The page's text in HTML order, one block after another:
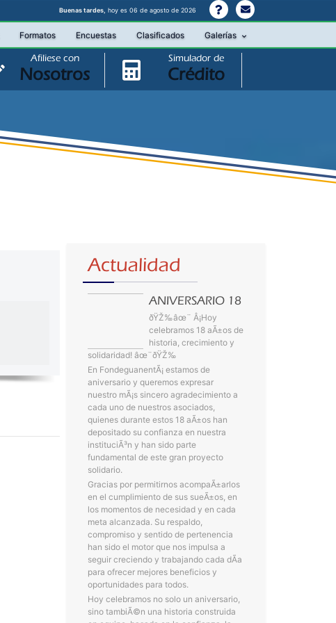
Buenas tardes, hoy es 06 de agosto de 2026
Formatos Encuestas Clasificados Galerías
Afiliese con
Nosotros
Simulador de
Crédito
Actualidad
ANIVERSARIO 18
ðŸŽ‰âœ¨ Â¡Hoy
celebramos 18 aÃ±os de
historia, crecimiento y
solidaridad! âœ¨ðŸŽ‰
En FondeguanentÃ¡ estamos de
aniversario y queremos expresar
nuestro mÃ¡s sincero agradecimiento a
cada uno de nuestros asociados,
quienes durante estos 18 aÃ±os han
depositado su confianza en nuestra
instituciÃ³n y han sido parte
fundamental de este gran proyecto
solidario.
Gracias por permitirnos acompaÃ±arlos
en el cumplimiento de sus sueÃ±os, en
los momentos de necesidad y en cada
meta alcanzada. Su respaldo,
compromiso y sentido de pertenencia
han sido el motor que nos impulsa a
seguir creciendo y trabajando cada dÃ­a
para ofrecer mejores beneficios y
oportunidades para todos.
Hoy celebramos no solo un aniversario,
sino tambiÃ©n una historia construida